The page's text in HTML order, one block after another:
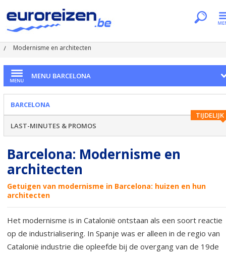
Modernisme en architecten
MENU BARCELONA
BARCELONA
TIJDELIJK
LAST-MINUTES & PROMOS
Barcelona: Modernisme en
architecten
Getuigen van modernisme in Barcelona: huizen en hun
architecten
Het modernisme is in Catalonië ontstaan als een soort reactie
op de industrialisering. In Spanje was er alleen in de regio van
Catalonië industrie die opleefde bij de overgang van de 19de